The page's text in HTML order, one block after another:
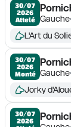
30/07
2026
Attelé
Gauche
L'Art du
30/07
2026
Monté Gauche
Jorky
30/07
2026